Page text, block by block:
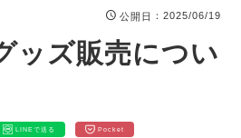
公開日 ：2025/06/19
ッズ販売につい
LINEで送る Pocket